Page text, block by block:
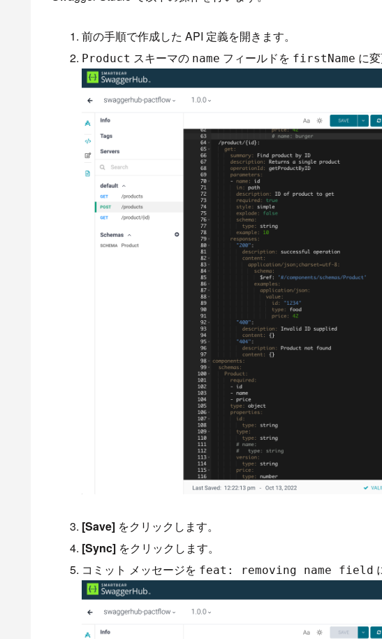
前の手順で作成した API 定義を開きます。
Product スキーマの name フィールドを firstName に変
[Save] をクリックします。
[Sync] をクリックします。
コミット メッセージを feat: removing name field